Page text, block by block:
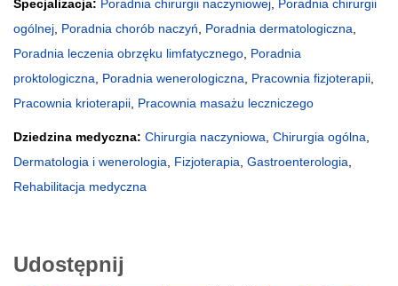
Specjalizacja: Poradnia chirurgii naczyniowej
Poradnia chirurgii
ogólnej Poradnia chorób naczyń Poradnia dermatologiczna
Poradnia leczenia obrzęku limfatycznego Poradnia
proktologiczna
Poradnia wenerologiczna Pracownia fizjoterapii
Pracownia krioterapii Pracownia masażu leczniczego
Dziedzina medyczna: Chirurgia naczyniowa Chirurgia ogólna
Dermatologia i wenerologia
Fizjoterapia Gastroenterologia
Rehabilitacja medyczna
Udostępnij